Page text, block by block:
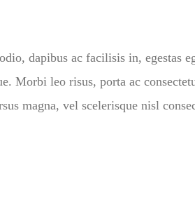
dapibus ac facilisis in, egestas
Morbi leo risus, porta ac
magna, vel scelerisque nisl